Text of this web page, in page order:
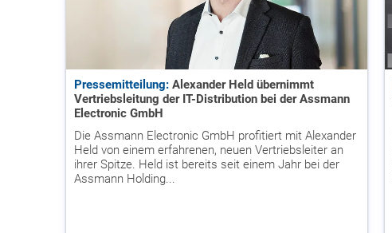
Pressemitteilung: Alexander Held übernimmt
Vertriebsleitung der IT-Distribution bei der Assmann
Electronic GmbH
Die Assmann Electronic GmbH profitiert mit Alexander
Held von einem erfahrenen, neuen Vertriebsleiter an
ihrer Spitze. Held ist bereits seit einem Jahr bei der
Assmann Holding...